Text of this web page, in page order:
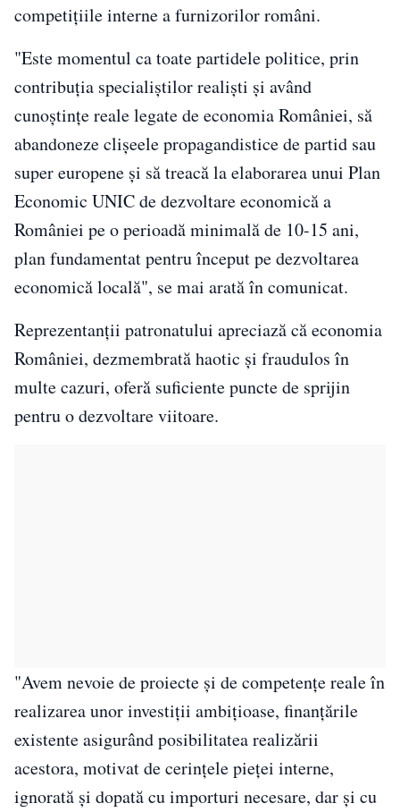
competiţiile interne a furnizorilor români.
"Este momentul ca toate partidele politice, prin
contribuţia specialiştilor realişti şi având
cunoştinţe reale legate de economia României, să
abandoneze clişeele propagandistice de partid sau
super europene şi să treacă la elaborarea unui Plan
Economic UNIC de dezvoltare economică a
României pe o perioadă minimală de 10-15 ani,
plan fundamentat pentru început pe dezvoltarea
economică locală", se mai arată în comunicat.
Reprezentanţii patronatului apreciază că economia
României, dezmembrată haotic şi fraudulos în
multe cazuri, oferă suficiente puncte de sprijin
pentru o dezvoltare viitoare.
"Avem nevoie de proiecte şi de competenţe reale în
realizarea unor investiţii ambiţioase, finanţările
existente asigurând posibilitatea realizării
acestora, motivat de cerinţele pieţei interne,
ignorată şi dopată cu importuri necesare, dar şi cu